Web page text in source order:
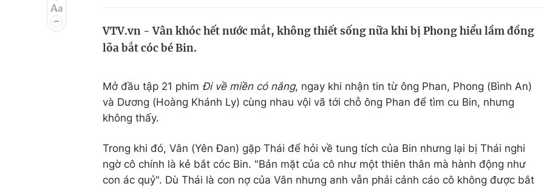
Âm nhạc
Chất lượng cuộc sống
Thị trường
VTV.vn - Vân khóc hết nước mắt, không thiết sống nữa khi bị Phong hiểu lầm đồng
lõa bắt cóc bé Bin.
Mở đầu tập 21 phim Đi về miền có nắng, ngay khi nhận tin từ ông Phan, Phong (Bình An)
và Dương (Hoàng Khánh Ly) cùng nhau vội vã tới chỗ ông Phan để tìm cu Bin, nhưng
không thấy.
Trong khi đó, Vân (Yên Đan) gặp Thái để hỏi về tung tích của Bin nhưng lại bị Thái nghi
ngờ cô chính là kẻ bắt cóc Bin. "Bản mặt của cô như một thiên thân mà hành động như
con ác quỷ". Dù Thái là con nợ của Vân nhưng anh vẫn phải cảnh cáo cô không được bắt